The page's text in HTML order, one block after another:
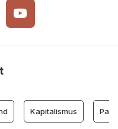
Kapitalismus